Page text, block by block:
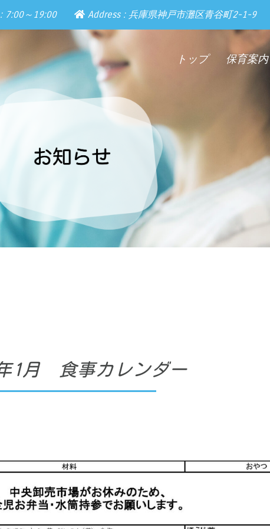
7:00～19:00 Address : 兵庫県神戸市灘区青谷町2-1-9
トップ 保育案内
1月 食事カレンダー